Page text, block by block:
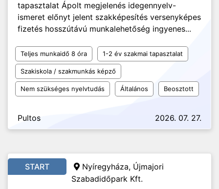
tapasztalat Ápolt megjelenés idegennyelv-
ismeret előnyt jelent szakképesítés versenyképes
fizetés hosszútávú munkalehetőség ingyenes...
Teljes munkaidő 8 óra 1-2 év szakmai tapasztalat
Szakiskola / szakmunkás képző
Nem szükséges nyelvtudás Általános Beosztott
Pultos 2026. 07. 27.
START
Nyíregyháza, Újmajori
Szabadidőpark Kft.